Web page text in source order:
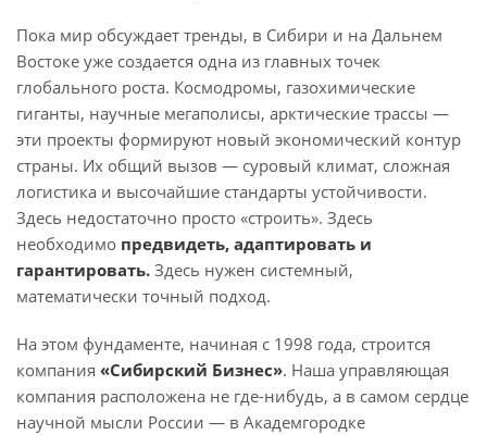
Пока мир обсуждает тренды, в Сибири и на Дальнем
Востоке уже создается одна из главных точек
глобального роста. Космодромы, газохимические
гиганты, научные мегаполисы, арктические трассы —
эти проекты формируют новый экономический контур
страны. Их общий вызов — суровый климат, сложная
логистика и высочайшие стандарты устойчивости.
Здесь недостаточно просто «строить». Здесь
необходимо предвидеть, адаптировать и
гарантировать. Здесь нужен системный,
математически точный подход.
На этом фундаменте, начиная с 1998 года, строится
компания «Сибирский Бизнес». Наша управляющая
компания расположена не где-нибудь, а в самом сердце
научной мысли России — в Академгородке